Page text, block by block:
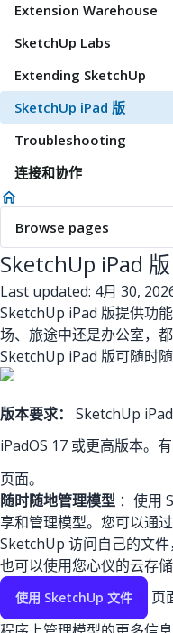
Extension Warehouse
SketchUp Labs
Extending SketchUp
SketchUp iPad 版
Troubleshooting
连接和协作
Browse pages
SketchUp iPad 版
Last updated: 4月 30,
SketchUp iPad 版提供功
场、旅途中还是办公室，
SketchUp iPad 版可随时
版本要求：
SketchUp
iPadOS 17 或更高版本。
页面。
随时随地管理模型 ：使用
享和管理模型。您可以通
SketchUp 访问自己的文件
也可以使用您心仪的云存
使用 SketchUp 文件
页